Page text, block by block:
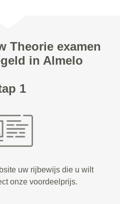
Theorie examen
in Almelo
1
uw rijbewijs die u wilt
onze voordeelprijs.